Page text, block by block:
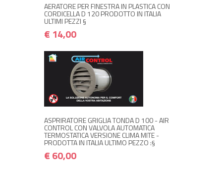
AERATORE PER FINESTRA IN PLASTICA CON
CORDICELLA D 120 PRODOTTO IN ITALIA
ULTIMI PEZZI §
€ 14,00
ASPRIRATORE GRIGLIA TONDA D 100 - AIR
CONTROL CON VALVOLA AUTOMATICA
TERMOSTATICA VERSIONE CLIMA MITE -
PRODOTTA IN ITALIA ULTIMO PEZZO :§
€ 60,00
+ ACQUISTA